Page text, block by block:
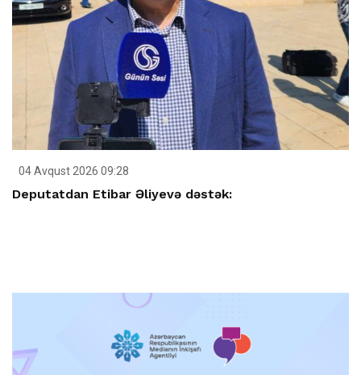
04 Avqust 2026 09:28
Deputatdan Etibar Əliyevə dəstək: